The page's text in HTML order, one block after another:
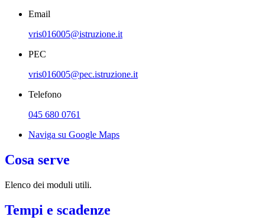
Email
vris016005@istruzione.it
PEC
vris016005@pec.istruzione.it
Telefono
045 680 0761
Naviga su Google Maps
Cosa serve
Elenco dei moduli utili.
Tempi e scadenze